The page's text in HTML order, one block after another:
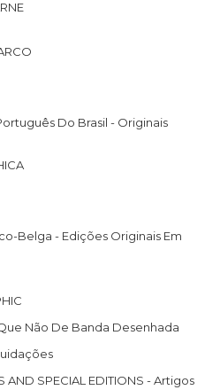
Do Brasil - Originais
Belga - Edições Originais Em
Não De Banda Desenhada
AND SPECIAL EDITIONS - Artigos